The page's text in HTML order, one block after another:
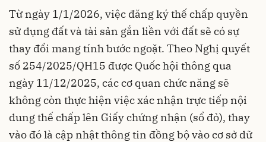
Từ ngày 1/1/2026, việc đăng ký thế chấp quyền
sử dụng đất và tài sản gắn liền với đất sẽ có sự
thay đổi mang tính bước ngoặt. Theo Nghị quyết
số 254/2025/QH15 được Quốc hội thông qua
ngày 11/12/2025, các cơ quan chức năng sẽ
không còn thực hiện việc xác nhận trực tiếp nội
dung thế chấp lên Giấy chứng nhận (sổ đỏ), thay
vào đó là cập nhật thông tin đồng bộ vào cơ sở dữ